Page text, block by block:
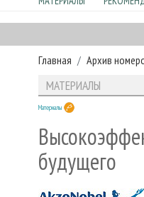
Главная Архив
МАТЕРИАЛЫ
Материалы
будущего